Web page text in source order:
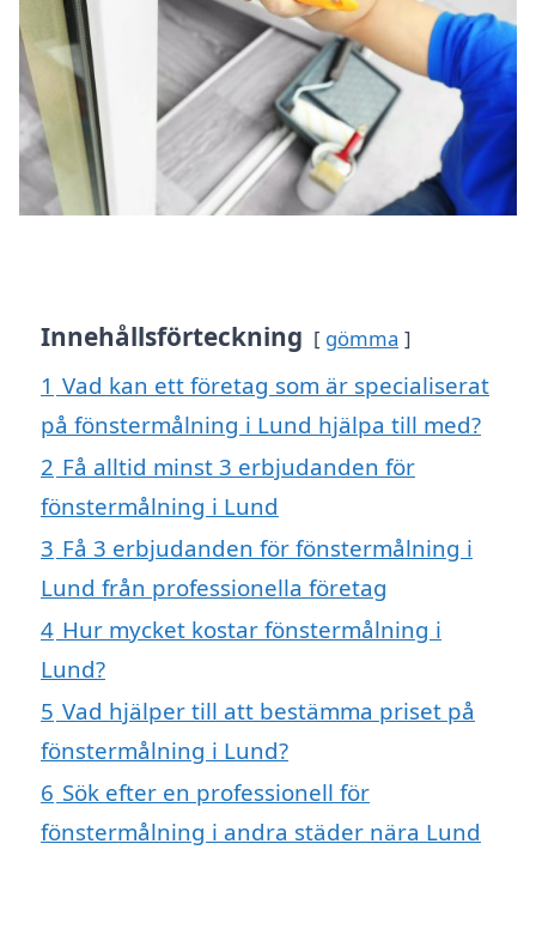
Innehållsförteckning gömma
1 Vad kan ett företag som är specialiserat
på fönstermålning i Lund hjälpa till med?
2 Få alltid minst 3 erbjudanden för
fönstermålning i Lund
3 Få 3 erbjudanden för fönstermålning i
Lund från professionella företag
4 Hur mycket kostar fönstermålning i
Lund?
5 Vad hjälper till att bestämma priset på
fönstermålning i Lund?
6 Sök efter en professionell för
fönstermålning i andra städer nära Lund